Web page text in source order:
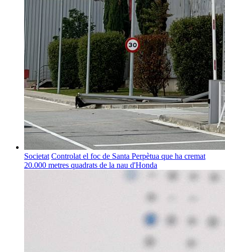
Societat Controlat el foc de Santa Perpètua que ha cremat
20.000 metres quadrats de la nau d'Honda